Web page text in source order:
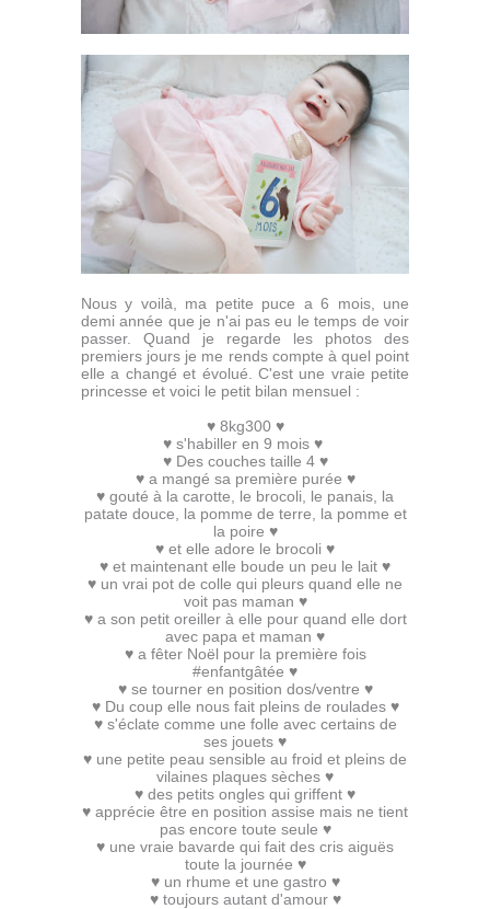
Nous y voilà, ma petite puce a 6 mois, une
demi année que je n'ai pas eu le temps de voir
passer. Quand je regarde les photos des
premiers jours je me rends compte à quel point
elle a changé et évolué. C'est une vraie petite
princesse et voici le petit bilan mensuel :
♥ 8kg300 ♥
♥ s'habiller en 9 mois ♥
♥ Des couches taille 4 ♥
♥ a mangé sa première purée ♥
♥ gouté à la carotte, le brocoli, le panais, la
patate douce, la pomme de terre, la pomme et
la poire ♥
♥ et elle adore le brocoli ♥
♥ et maintenant elle boude un peu le lait ♥
♥ un vrai pot de colle qui pleurs quand elle ne
voit pas maman ♥
♥ a son petit oreiller à elle pour quand elle dort
avec papa et maman ♥
♥ a fêter Noël pour la première fois
#enfantgâtée ♥
♥ se tourner en position dos/ventre ♥
♥ Du coup elle nous fait pleins de roulades ♥
♥ s'éclate comme une folle avec certains de
ses jouets ♥
♥ une petite peau sensible au froid et pleins de
vilaines plaques sèches ♥
♥ des petits ongles qui griffent ♥
♥ apprécie être en position assise mais ne tient
pas encore toute seule ♥
♥ une vraie bavarde qui fait des cris aiguës
toute la journée ♥
♥ un rhume et une gastro ♥
♥ toujours autant d'amour ♥